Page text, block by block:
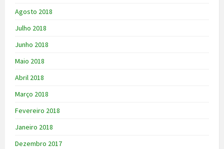
Agosto 2018
Julho 2018
Junho 2018
Maio 2018
Abril 2018
Março 2018
Fevereiro 2018
Janeiro 2018
Dezembro 2017